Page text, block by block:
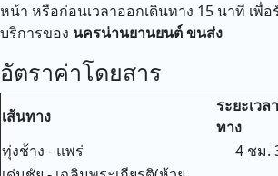
หน้า หรือก่อนเวลาออกเดินทาง 15 นาที เพื่
บริการของ นครน่านยานยนต์ ขนส่ง
อัตราค่าโดยสาร
เส้นทาง
ระยะเวล
ทาง
ทุ่งช้าง - แพร่
4 ชม.